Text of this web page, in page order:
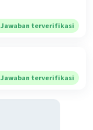
Jawaban terverifikasi
Jawaban terverifikasi